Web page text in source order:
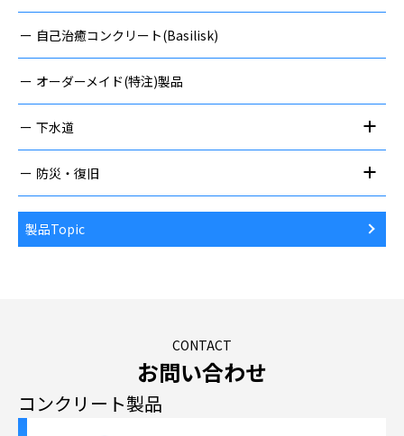
自己治癒コンクリート(Basilisk)
オーダーメイド(特注)製品
下水道
防災・復旧
製品Topic
CONTACT
お問い合わせ
コンクリート製品